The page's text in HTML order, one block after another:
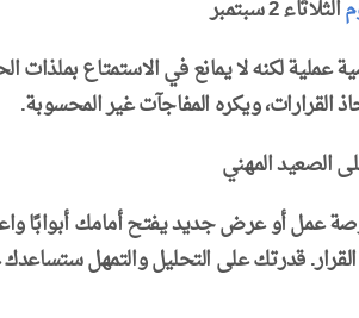
الثلاثاء 2 سبتمبر
لكنه لا يمانع في الاستمتاع بملذات
القرارات، ويكره المفاجآت غير المحسوبة.
الصعيد المهني
عمل أو عرض جديد يفتح أمامك أبوابًا
قدرتك على التحليل والتمهل